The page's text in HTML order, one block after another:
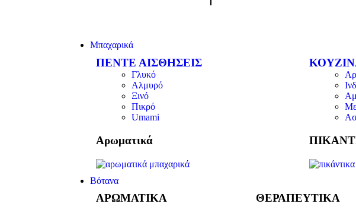
Μπαχαρικά
ΠΕΝΤΕ ΑΙΣΘΗΣΕΙΣ
Γλυκό
Αλμυρό
Ξινό
Πικρό
Umami
Αρωματικά
Βότανα
ΑΡΩΜΑΤΙΚΑ ΘΕΡΑΠΕΥΤΙΚΑ